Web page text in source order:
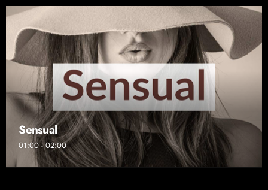
Sensual
01:00 - 02:00